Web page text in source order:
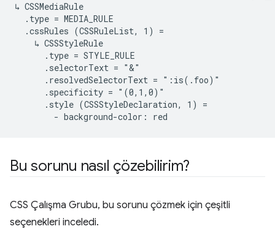
↳ CSSMediaRule
  .type = MEDIA_RULE
  .cssRules (CSSRuleList, 1) =
    ↳ CSSStyleRule
      .type = STYLE_RULE
      .selectorText = "&"
      .resolvedSelectorText = ":is(.foo)"
      .specificity = "(0,1,0)"
      .style (CSSStyleDeclaration, 1) =
Bu sorunu nasıl çözebilirim?
CSS Çalışma Grubu, bu sorunu çözmek için çeşitli
seçenekleri inceledi.